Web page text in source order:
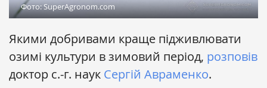
Фото: SuperAgronom.com
Якими добривами краще підживлювати
озимі культури в зимовий період, розповів
доктор с.-г. наук Сергій Авраменко.